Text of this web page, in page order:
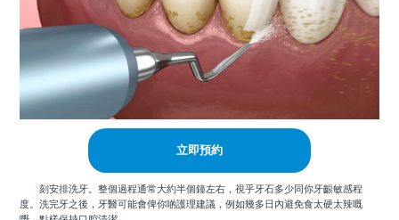
立即預約
刻安排洗牙。整個過程通常大約半個鐘左右，視乎牙石多少同你牙齦敏感程
度。洗完牙之後，牙醫可能會俾你啲護理建議，例如幾多日內避免食太硬太辣嘅